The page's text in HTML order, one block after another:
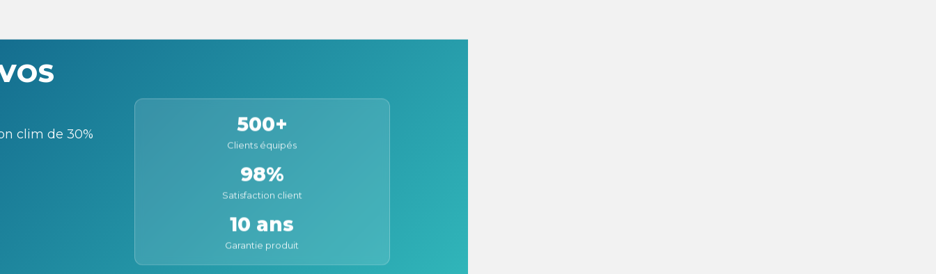
clim de 30% 500+
Clients équipés
98%
Satisfaction client
10 ans
Garantie produit